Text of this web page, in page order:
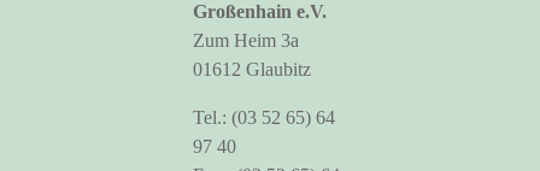
Großenhain e.V.
Zum Heim 3a
01612 Glaubitz
Tel.: (03 52 65) 64
97 40